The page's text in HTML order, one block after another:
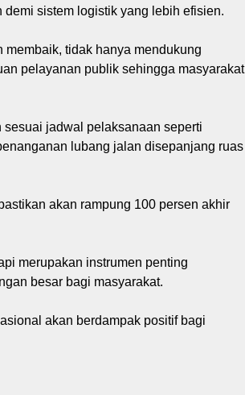
sistem logistik yang lebih efisien.
tidak hanya mendukung
pelayanan publik sehingga masyarakat
jadwal pelaksanaan seperti
lubang jalan disepanjang ruas
akan rampung 100 persen akhir
merupakan instrumen penting
besar bagi masyarakat.
akan berdampak positif bagi